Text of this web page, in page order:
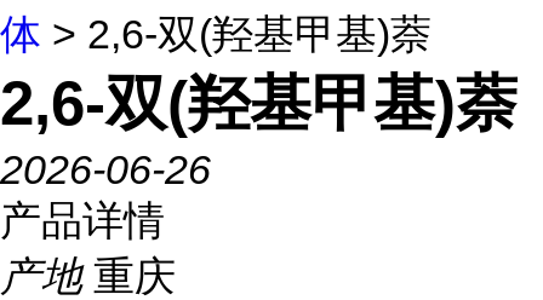
体 > 2,6-双(羟基甲基)萘
2,6-双(羟基甲基)萘
2026-06-26
产品详情
产地 重庆